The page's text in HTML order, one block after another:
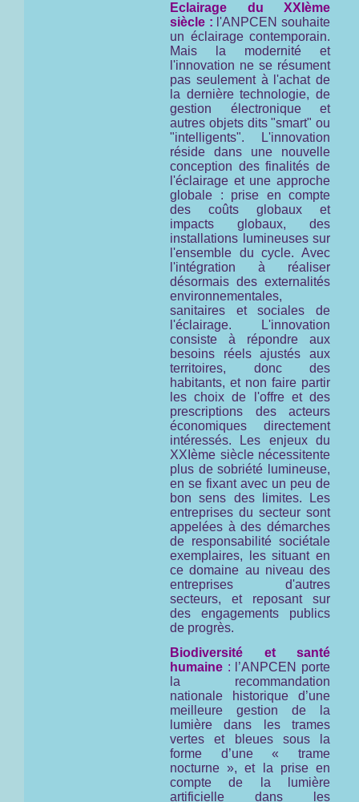
Eclairage du XXIème
siècle : l'ANPCEN souhaite
un éclairage contemporain.
Mais la modernité et
l'innovation ne se résument
pas seulement à l'achat de
la dernière technologie, de
gestion électronique et
autres objets dits "smart" ou
"intelligents". L'innovation
réside dans une nouvelle
conception des finalités de
l'éclairage et une approche
globale : prise en compte
des coûts globaux et
impacts globaux, des
installations lumineuses sur
l'ensemble du cycle. Avec
l'intégration à réaliser
désormais des externalités
environnementales,
sanitaires et sociales de
l'éclairage. L'innovation
consiste à répondre aux
besoins réels ajustés aux
territoires, donc des
habitants, et non faire partir
les choix de l'offre et des
prescriptions des acteurs
économiques directement
intéressés. Les enjeux du
XXIème siècle nécessitente
plus de sobriété lumineuse,
en se fixant avec un peu de
bon sens des limites. Les
entreprises du secteur sont
appelées à des démarches
de responsabilité sociétale
exemplaires, les situant en
ce domaine au niveau des
entreprises d'autres
secteurs, et reposant sur
des engagements publics
de progrès.
Biodiversité et santé
humaine : l’ANPCEN porte
la recommandation
nationale historique d’une
meilleure gestion de la
lumière dans les trames
vertes et bleues sous la
forme d’une « trame
nocturne », et la prise en
compte de la lumière
artificielle dans les